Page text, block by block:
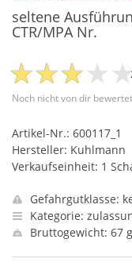
seltene
CTR/MPA Nr.
Noch nicht von dir
Artikel-Nr.: 600117_1
Hersteller: Kuhlmann
Verkaufseinheit: 1
Gefahrgutklasse:
Kategorie:
Bruttogewicht: 67 g